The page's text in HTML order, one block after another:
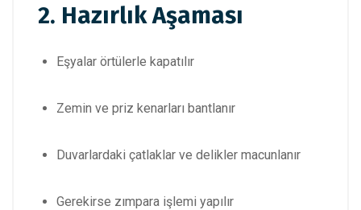
2. Hazırlık Aşaması
Eşyalar örtülerle kapatılır
Zemin ve priz kenarları bantlanır
Duvarlardaki çatlaklar ve delikler macunlanır
Gerekirse zımpara işlemi yapılır